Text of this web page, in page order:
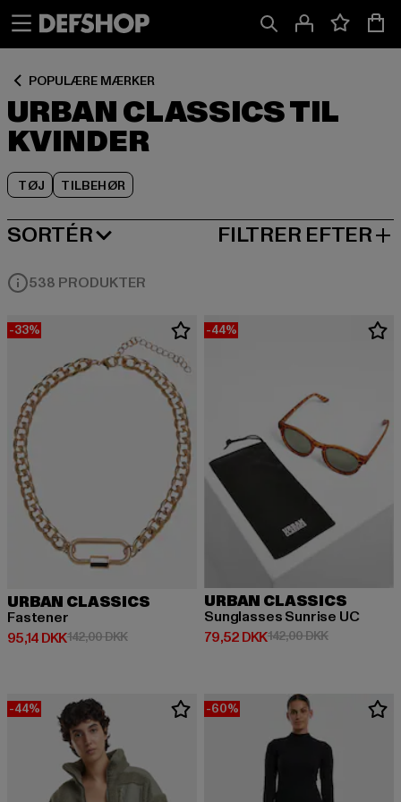
POPULÆRE MÆRKER
URBAN CLASSICS TIL
KVINDER
TØJ TILBEHØR
SORTÉR
MEST POPULÆRE FILTRER EFTER
538 PRODUKTER
-33%
URBAN CLASSICS
Fastener
95,14 DKK
Nuværende pris: 95,14 DKK
142,00 DKKKampagnepris: 142,00 DKK
-44%
URBAN CLASSICS
Sunglasses Sunrise UC
79,52 DKK
Nuværende pris: 79,52 DKK
142,00 DKK
-44% -60%